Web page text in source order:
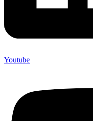
Youtube